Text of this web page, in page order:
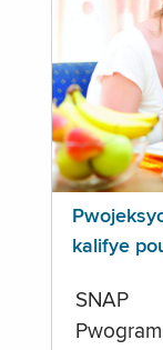
kalifye
SNAP